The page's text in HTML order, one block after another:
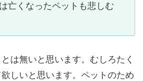
亡くなったペットも悲しむ
は無いと思います。むしろたく
しいと思います。ペットのため